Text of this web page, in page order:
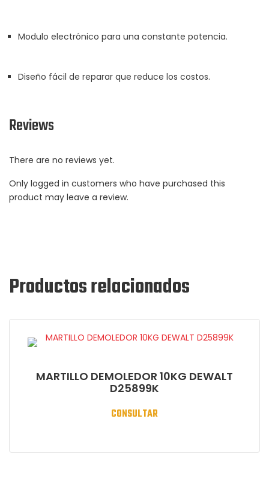
Modulo electrónico para una constante potencia.
Diseño fácil de reparar que reduce los costos.
Reviews
There are no reviews yet.
Only logged in customers who have purchased this
product may leave a review.
Productos relacionados
MARTILLO DEMOLEDOR 10KG DEWALT
D25899K
CONSULTAR